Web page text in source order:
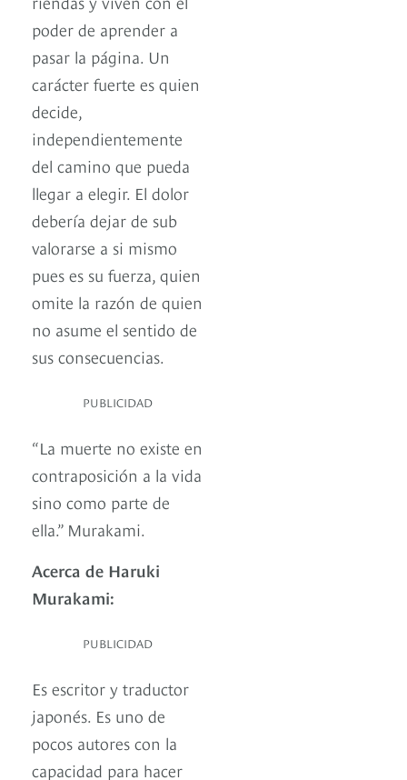
poder de aprender a
pasar la página. Un
carácter fuerte es quien
decide,
independientemente
del camino que pueda
llegar a elegir. El dolor
debería dejar de sub
valorarse a si mismo
pues es su fuerza, quien
omite la razón de quien
no asume el sentido de
sus consecuencias.
PUBLICIDAD
“La muerte no existe en
contraposición a la vida
sino como parte de
ella.” Murakami.
Acerca de Haruki
Murakami:
PUBLICIDAD
Es escritor y traductor
japonés. Es uno de
pocos autores con la
capacidad para hacer